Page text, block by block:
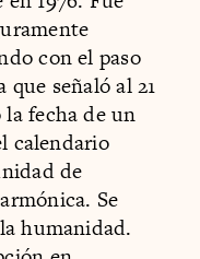
con el paso
señaló al 21
la fecha de un
calendario
de
Se
humanidad.